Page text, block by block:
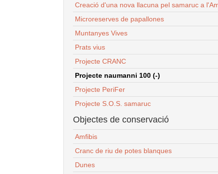
Creació d'una nova llacuna pel samaruc a
Microreserves de papallones
Muntanyes Vives
Prats vius
Projecte CRANC
Projecte naumanni 100 (-)
Projecte PeriFer
Projecte S.O.S. samaruc
Objectes de conservació
Amfibis
Cranc de riu de potes blanques
Dunes